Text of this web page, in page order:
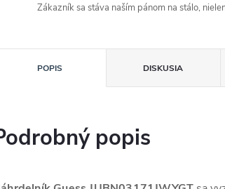
Zákazník sa stáva naším pánom na stálo,
POPIS DISKUSIA
popis